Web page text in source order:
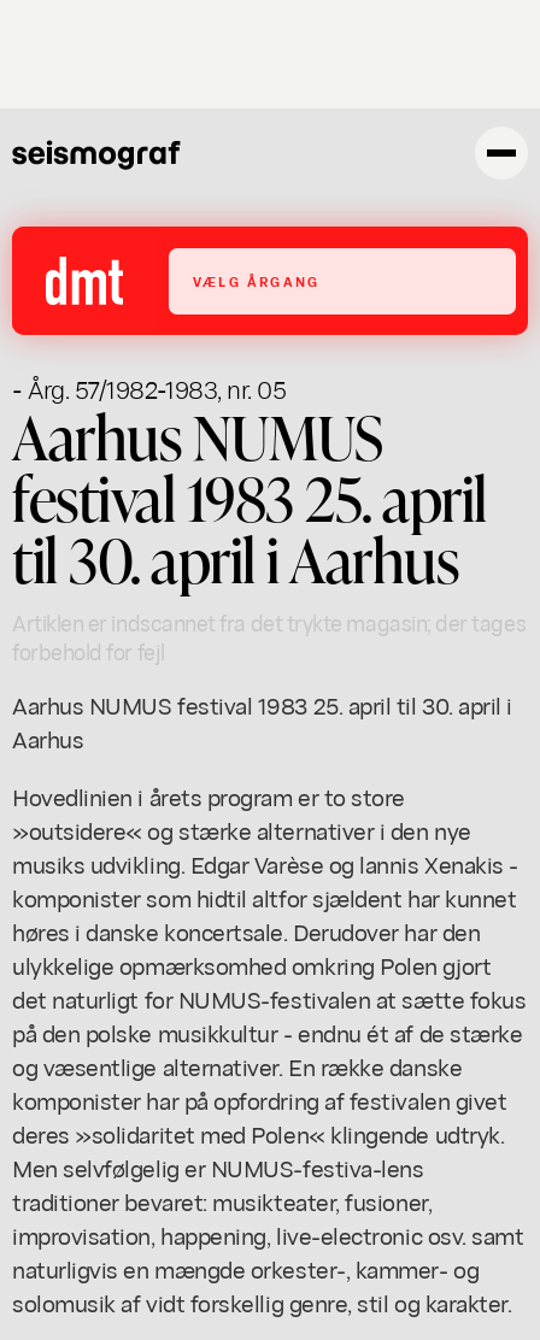
VÆLG ÅRGANG
- Årg. 57/1982-1983, nr. 05
Aarhus NUMUS
festival 1983 25. april
til 30. april i Aarhus
Artiklen er indscannet fra det trykte magasin; der tages
forbehold for fejl
Aarhus NUMUS festival 1983 25. april til 30. april i
Aarhus
Hovedlinien i årets program er to store
»outsidere« og stærke alternativer i den nye
musiks udvikling. Edgar Varèse og lannis Xenakis -
komponister som hidtil altfor sjældent har kunnet
høres i danske koncertsale. Derudover har den
ulykkelige opmærksomhed omkring Polen gjort
det naturligt for NUMUS-festivalen at sætte fokus
på den polske musikkultur - endnu ét af de stærke
og væsentlige alternativer. En række danske
komponister har på opfordring af festivalen givet
deres »solidaritet med Polen« klingende udtryk.
Men selvfølgelig er NUMUS-festiva-lens
traditioner bevaret: musikteater, fusioner,
improvisation, happening, live-electronic osv. samt
naturligvis en mængde orkester-, kammer- og
solomusik af vidt forskellig genre, stil og karakter.